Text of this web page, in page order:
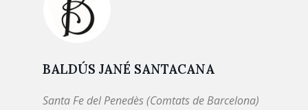
BALDÚS JANÉ SANTACANA
Santa Fe del Penedès (Comtats de Barcelona)